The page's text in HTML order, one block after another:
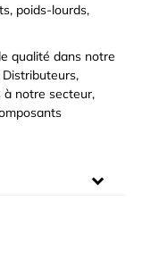
poids-lourds,
qualité dans notre
à notre secteur,